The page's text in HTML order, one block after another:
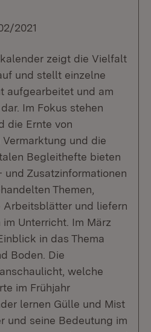
2021
zeigt die Vielfalt
und stellt einzelne
aufgearbeitet und am
Im Fokus stehen
die Ernte von
und die
Begleithefte bieten
Zusatzinformationen
Themen,
Arbeitsblätter und liefern
Unterricht. Im März
in das Thema
Boden. Die
welche
im Frühjahr
lernen Gülle und Mist
und seine Bedeutung im